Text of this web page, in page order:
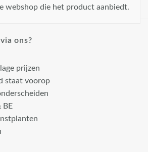
webshop die het product aanbiedt.
ons?
prijzen
staat voorop
BE